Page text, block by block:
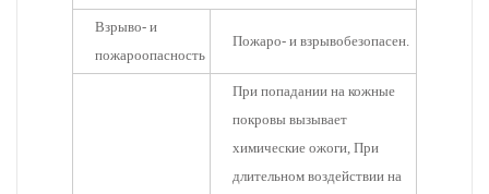
Взрыво- и
пожароопасность
Пожаро- и взрывобезопасен.
При попадании на кожные
покровы вызывает
химические ожоги, При
длительном воздействии на